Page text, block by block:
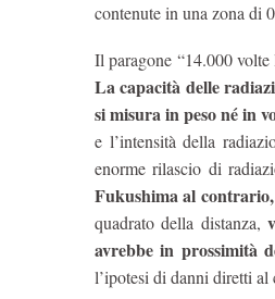
contenute in una zona di
Il paragone “14.000
La capacità delle
si misura in peso né in
e l’intensità della
enorme rilascio di
Fukushima al
quadrato della distanza,
avrebbe in prossimità
l’ipotesi di danni diretti